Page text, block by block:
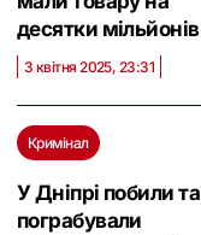
десятки мільйонів
3 квітня 2025, 23:31
Кримінал
У Дніпрі побили та
пограбували